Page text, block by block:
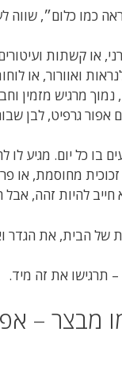
כמו כלום״,
או קשתות ועיטורים
ואוורור, או
מרגיש מזמין
גרפיט, לבן
בו כל יום. מגיע לו
מחוסמת, או
להיות זהה,
של הבית, את הגדר
תרגישו את זה מיד.
מבצר –